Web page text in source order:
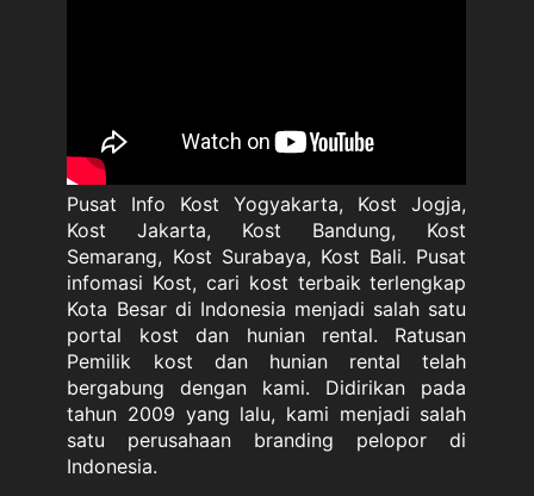
Pusat Info Kost Yogyakarta, Kost Jogja,
Kost Jakarta, Kost Bandung, Kost
Semarang, Kost Surabaya, Kost Bali. Pusat
infomasi Kost, cari kost terbaik terlengkap
Kota Besar di Indonesia menjadi salah satu
portal kost dan hunian rental. Ratusan
Pemilik kost dan hunian rental telah
bergabung dengan kami. Didirikan pada
tahun 2009 yang lalu, kami menjadi salah
satu perusahaan branding pelopor di
Indonesia.